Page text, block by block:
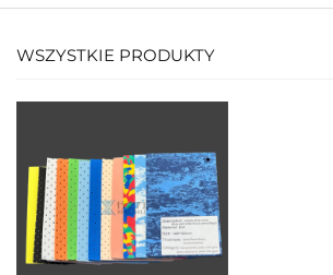
WSZYSTKIE PRODUKTY